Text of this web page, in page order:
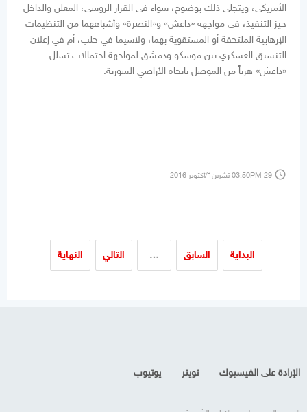
الأمريكي، ويتجلى ذلك بوضوح، سواء في القرار الروسي، المعلن والداخل
حيز التنفيذ، في مواجهة «داعش» و«النصرة» وأشباههما من التنظيمات
الإرهابية الملتحقة أو المستقوية بهما، ولاسيما في حلب، أم في إعلان
التنسيق العسكري بين موسكو ودمشق لمواجهة احتمالات تسلل
«داعش» هرباً من الموصل باتجاه الأراضي السورية.
access_time 03:50PM 29 تشرين1/أكتوير 2016
البداية السابق … التالي النهاية
الإرادة على الفيسبوك تويتر يوتيوب